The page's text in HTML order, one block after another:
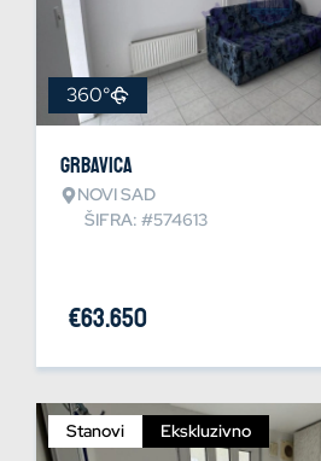
360°
Grbavica
NOVI SAD
ŠIFRA: #574613
€63.650
Stanovi Ekskluzivno